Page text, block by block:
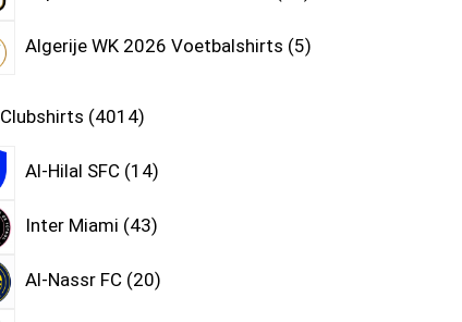
Algerije WK 2026 Voetbalshirts 5
Clubshirts 4014
Al-Hilal SFC 14
Inter Miami 43
Al-Nassr FC 20